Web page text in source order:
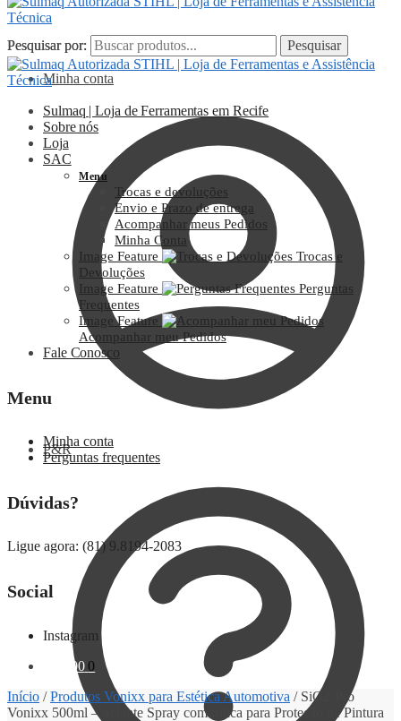
Pesquisar por: Pesquisar
Minha conta
P&R
Pesquisar por: Pesquisar
Sulmaq | Loja de Ferramentas em Recife
Sobre nós
Loja
SAC
Menu
Trocas e devoluções
Envio e Prazo de entrega
Acompanhar meus Pedidos
Minha Conta
Image Feature
Trocas e
Devoluções
Image Feature
Perguntas
Frequentes
Image Feature
Acompanhar meu Pedidos
Fale Conosco
Menu
Minha conta
Perguntas frequentes
Dúvidas?
Ligue agora: (81) 9.8194-2083
Social
Instagram
0,00 0
Início /Produtos Vonixx para Estética Automotiva / SiO2-Pro
Vonixx 500ml – Selante Spray com Sílica para Proteção de Pintura